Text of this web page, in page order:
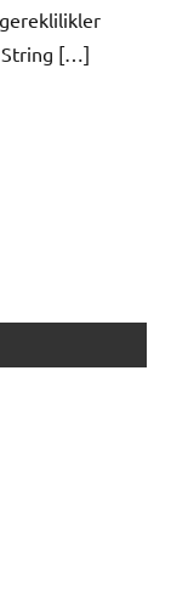
gereklilikler
String […]